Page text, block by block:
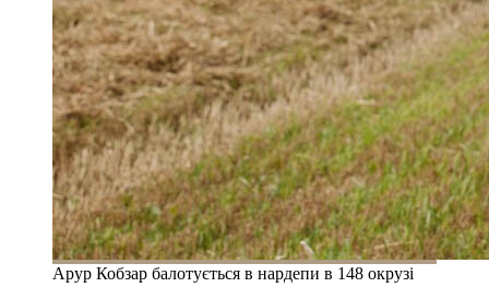
Арур Кобзар балотується в нардепи в 148 окрузі